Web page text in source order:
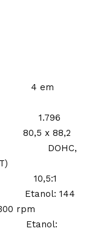
4 em
x 88,2
10,5:1
144
rpm
Etanol: